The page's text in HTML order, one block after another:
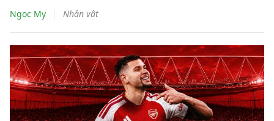
chinh phục trận đấu bằng cảm quan không gian, lựa chọn
đúng thời điểm và đưa ra những quyết định gần như hoàn
hảo.
Ngọc My Nhân vật